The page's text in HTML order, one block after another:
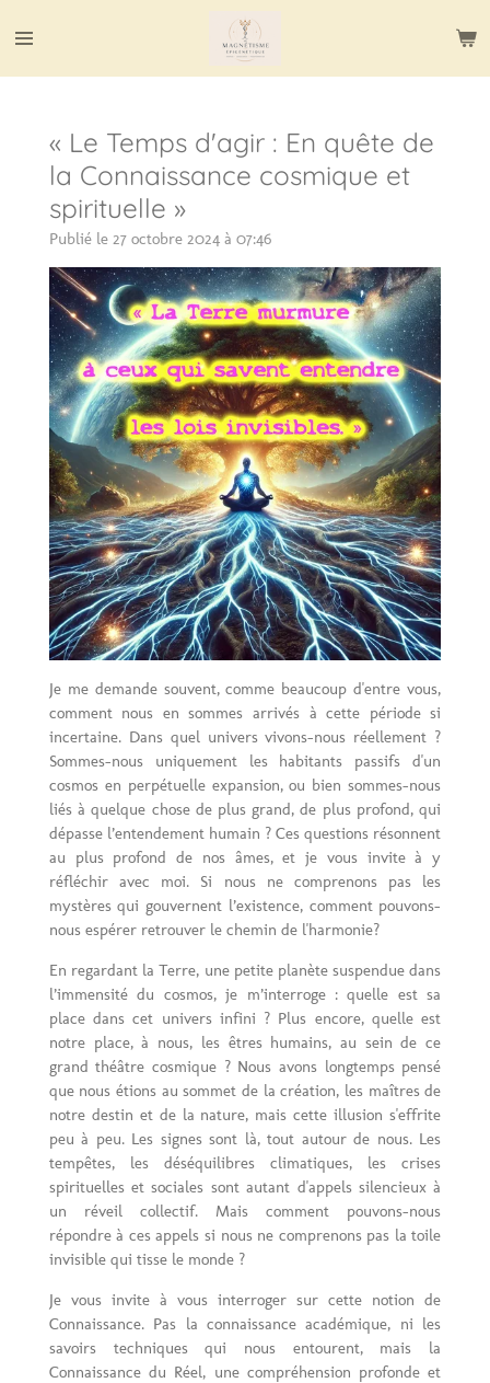
au
« Le Temps d'agir : En quête de
la Connaissance cosmique et
spirituelle »
Publié le 27 octobre 2024 à 07:46
Je me demande souvent, comme beaucoup d'entre vous,
comment nous en sommes arrivés à cette période si
incertaine. Dans quel univers vivons-nous réellement ?
Sommes-nous uniquement les habitants passifs d'un
cosmos en perpétuelle expansion, ou bien sommes-nous
liés à quelque chose de plus grand, de plus profond, qui
dépasse l’entendement humain ? Ces questions résonnent
au plus profond de nos âmes, et je vous invite à y
réfléchir avec moi. Si nous ne comprenons pas les
mystères qui gouvernent l’existence, comment pouvons-
nous espérer retrouver le chemin de l'harmonie?
En regardant la Terre, une petite planète suspendue dans
l’immensité du cosmos, je m’interroge : quelle est sa
place dans cet univers infini ? Plus encore, quelle est
notre place, à nous, les êtres humains, au sein de ce
grand théâtre cosmique ? Nous avons longtemps pensé
que nous étions au sommet de la création, les maîtres de
notre destin et de la nature, mais cette illusion s'effrite
peu à peu. Les signes sont là, tout autour de nous. Les
tempêtes, les déséquilibres climatiques, les crises
spirituelles et sociales sont autant d'appels silencieux à
un réveil collectif. Mais comment pouvons-nous
répondre à ces appels si nous ne comprenons pas la toile
invisible qui tisse le monde ?
Je vous invite à vous interroger sur cette notion de
Connaissance. Pas la connaissance académique, ni les
savoirs techniques qui nous entourent, mais la
Connaissance du Réel, une compréhension profonde et